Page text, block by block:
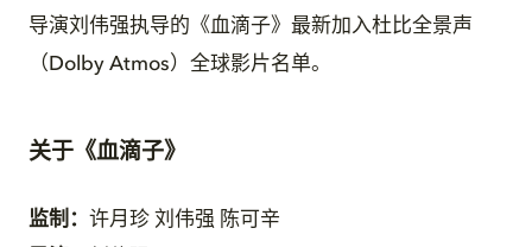
导演刘伟强执导的《血滴子》最新加入杜比全景声
（Dolby Atmos）全球影片名单。
关于《血滴子》
监制： 许月珍 刘伟强 陈可辛